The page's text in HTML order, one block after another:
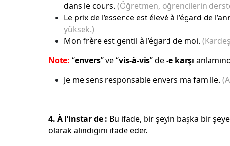
dans le cours. (Öğretmen, öğrencilerin
Le prix de l’essence est élevé à l’égard de
yüksek.)
Mon frère est gentil à l’égard de moi.
Note: “envers” ve “vis-à-vis” de-e karşı
Je me sens responsable envers ma famille.
4. À l’instar de : Bu ifade, bir şeyin başka bir
olarak alındığını ifade eder.